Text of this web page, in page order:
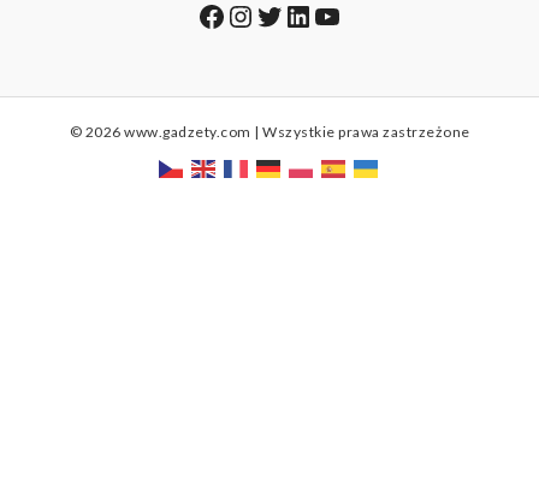
Facebook
Instagram
Twitter
LinkedIn
YouTube
© 2026 www.gadzety.com | Wszystkie prawa zastrzeżone